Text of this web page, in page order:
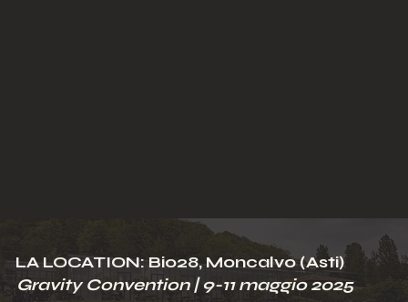
LA LOCATION: Bio28, Moncalvo (Asti)
Gravity Convention | 9-11 maggio 2025